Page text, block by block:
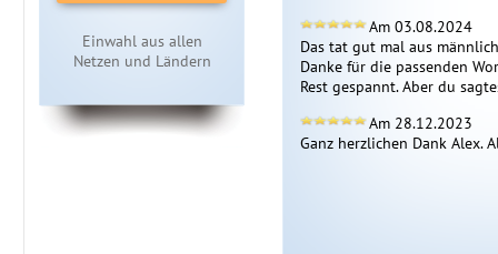
Einwahl aus allen
Netzen und Ländern
Am 03.08.2024
Das tat gut mal aus
Danke für die passenden
Rest gespannt. Aber du
Am 28.12.2023
Ganz herzlichen Dank Alex.